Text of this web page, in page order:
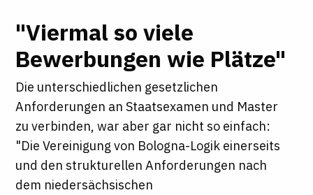
"Viermal so viele
Bewerbungen wie Plätze"
Die unterschiedlichen gesetzlichen
Anforderungen an Staatsexamen und Master
zu verbinden, war aber gar nicht so einfach:
"Die Vereinigung von Bologna-Logik einerseits
und den strukturellen Anforderungen nach
dem niedersächsischen